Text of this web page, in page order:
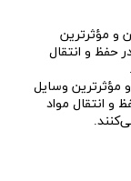
و مؤثرترین وسایل
و انتقال مواد